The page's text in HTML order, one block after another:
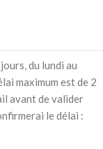
du lundi au
maximum est de 2
avant de valider
le délai :